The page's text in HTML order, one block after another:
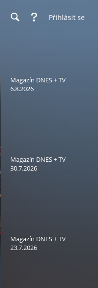
Přihlásit se
Magazín DNES + TV
6.8.2026
Magazín DNES + TV
30.7.2026
Magazín DNES + TV
23.7.2026